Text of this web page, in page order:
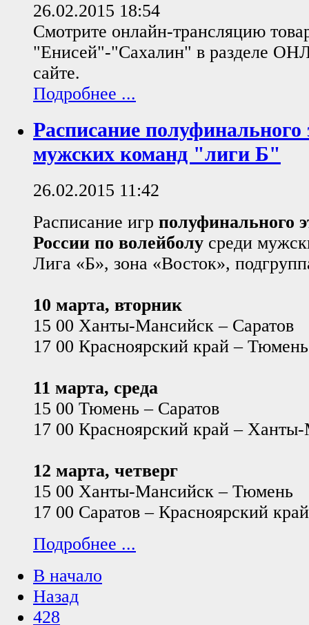
26.02.2015 18:54
Смотрите онлайн-трансляцию
"Енисей"-"Сахалин" в разделе
сайте.
Подробнее ...
Расписание полуфинального
мужских команд "лиги Б"
26.02.2015 11:42
Расписание игр полуфинального
России по волейболу среди
Лига «Б», зона «Восток»,
10 марта, вторник
15 00 Ханты-Мансийск – Саратов
17 00 Красноярский край – Тюмень
11 марта, среда
15 00 Тюмень – Саратов
17 00 Красноярский край –
12 марта, четверг
15 00 Ханты-Мансийск – Тюмень
17 00 Саратов – Красноярский край
Подробнее ...
В начало
Назад
428